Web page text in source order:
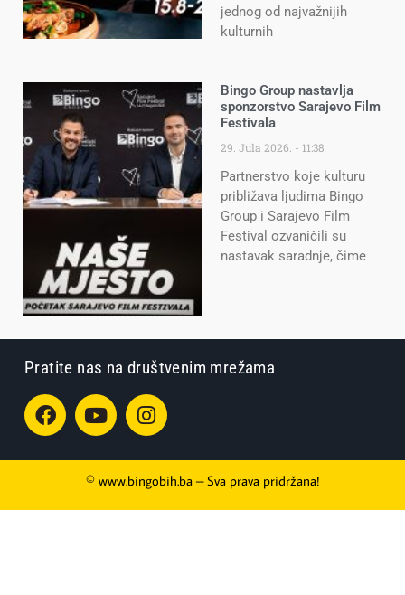
jednog od najvažnijih
kulturnih
Bingo Group nastavlja
sponzorstvo Sarajevo Film
Festivala
29. Jula 2026. 11:38
Partnerstvo koje kulturu
približava ljudima Bingo
Group i Sarajevo Film
Festival ozvaničili su
nastavak saradnje, čime
Pratite nas na društvenim mrežama
© www.bingobih.ba – Sva prava pridržana!